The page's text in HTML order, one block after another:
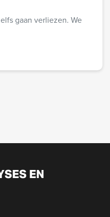
gaan verliezen. We
EN